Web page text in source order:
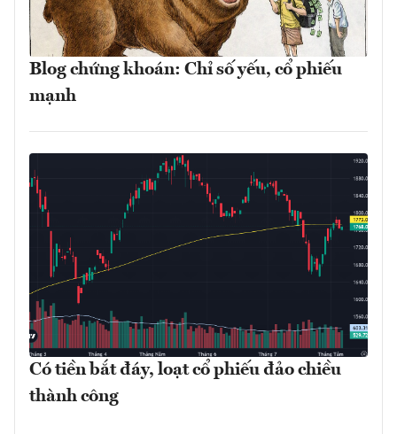
Blog chứng khoán: Chỉ số yếu, cổ phiếu
mạnh
Có tiền bắt đáy, loạt cổ phiếu đảo chiều
thành công